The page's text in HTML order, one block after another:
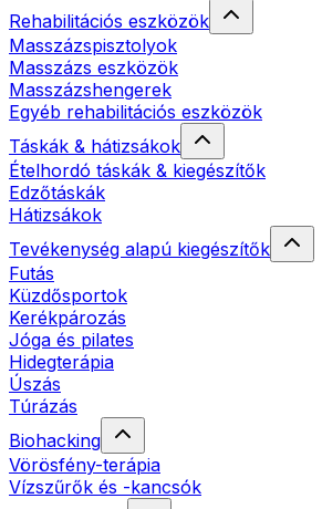
Rehabilitációs eszközök
Masszázspisztolyok
Masszázs eszközök
Masszázshengerek
Egyéb rehabilitációs eszközök
Táskák & hátizsákok
Ételhordó táskák & kiegészítők
Edzőtáskák
Hátizsákok
Tevékenység alapú kiegészítők
Futás
Küzdősportok
Kerékpározás
Jóga és pilates
Hidegterápia
Úszás
Túrázás
Biohacking
Vörösfény-terápia
Vízszűrők és -kancsók